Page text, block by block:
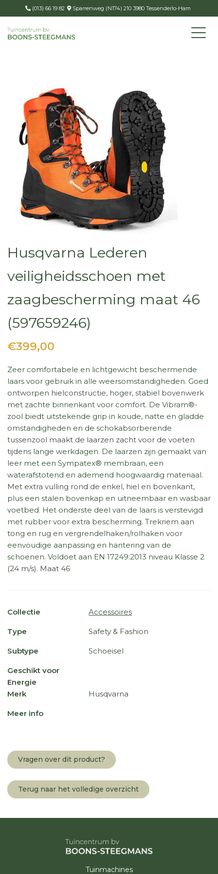
(013) 66 19 82 Sparrenweg (N174) 210 3980 Tessenderlo-Ham
Husqvarna Lederen
veiligheidsschoen met
zaagbescherming maat 46
(597659246)
€399,00
Zeer comfortabele en lichtgewicht beschermende
laars voor gebruik in alle weersomstandigheden. Goed
ontworpen hielconstructie, hoger, stabiel bovenwerk
met zachte binnenkant voor comfort. De Vibram®-
zool biedt uitstekende grip in koude, natte en gladde
omstandigheden en de schokabsorberende
tussenzool maakt de laarzen zacht voor de voeten
tijdens lange werkdagen. De laarzen zijn gemaakt van
leer met een Sympatex® membraan, een
waterafstotend en ademend hoogwaardig materiaal.
Met extra vulling rond de enkel, hiel en bovenkant,
plus een stalen bovenkap en uitneembaar en wasbaar
voetbed. Het onderste deel van de laars is verstevigd
met rubber voor extra bescherming. Trekriem aan
tong en rug en vergrendelhaken/rolhaken voor
eenvoudige aanpassing en hantering van de
schoenen. Voldoet aan EN 17249:2013 niveau Klasse 2
(24 m/s). Maat 46
Collectie Accessoires
Type Safety & Fashion
Subtype Schoeisel
Geschikt voor
Energie
Merk
Husqvarna
Meer info
Vragen over dit product?
Terug naar het volledige overzicht
Tuinmachines